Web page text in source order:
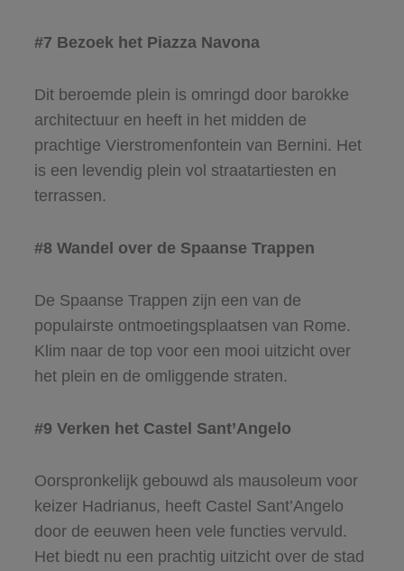
#7 Bezoek het Piazza Navona
Dit beroemde plein is omringd door barokke
architectuur en heeft in het midden de
prachtige Vierstromenfontein van Bernini. Het
is een levendig plein vol straatartiesten en
terrassen.
#8 Wandel over de Spaanse Trappen
De Spaanse Trappen zijn een van de
populairste ontmoetingsplaatsen van Rome.
Klim naar de top voor een mooi uitzicht over
het plein en de omliggende straten.
#9 Verken het Castel Sant’Angelo
Oorspronkelijk gebouwd als mausoleum voor
keizer Hadrianus, heeft Castel Sant’Angelo
door de eeuwen heen vele functies vervuld.
Het biedt nu een prachtig uitzicht over de stad